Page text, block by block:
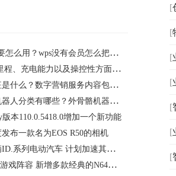
dwg是什么格式？dwg格式文件要怎么用？wps没有会员怎么把pdf转word？
保时捷表示Macan EV将在续航里程、充电能力以及操控性方面有所改进
什么是数字营销？数字营销特征是什么？数字营销服务内容包括什么？
什么是外骨骼机器人？外骨骼机器人分类有哪些？外骨骼机器人应用场景介绍
本110.0.5418.0增加一个新功能
布一款名为EOS R50的相机
大众汽车：已在全球售出50万辆ID.系列电动汽车 计划加速其电气化计划
任天堂公开Switch Online新一轮游戏阵容 新增多款经典的N64游戏
[
[
[
[
[
[
[